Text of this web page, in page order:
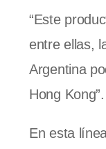
“Este
entre ellas,
Argentina
Hong Kong”.
En esta